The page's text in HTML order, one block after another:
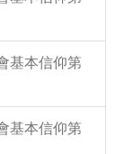
基本信仰第
基本信仰第